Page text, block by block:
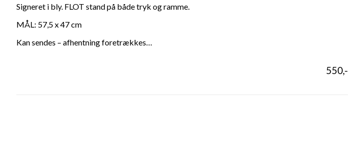
Signeret i bly. FLOT stand på både tryk og ramme.
MÅL: 57,5 x 47 cm
Kan sendes – afhentning foretrækkes…
550,-